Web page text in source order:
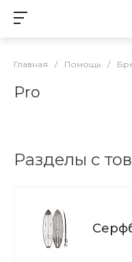
Главная / Помощь /
Pro
Разделы с